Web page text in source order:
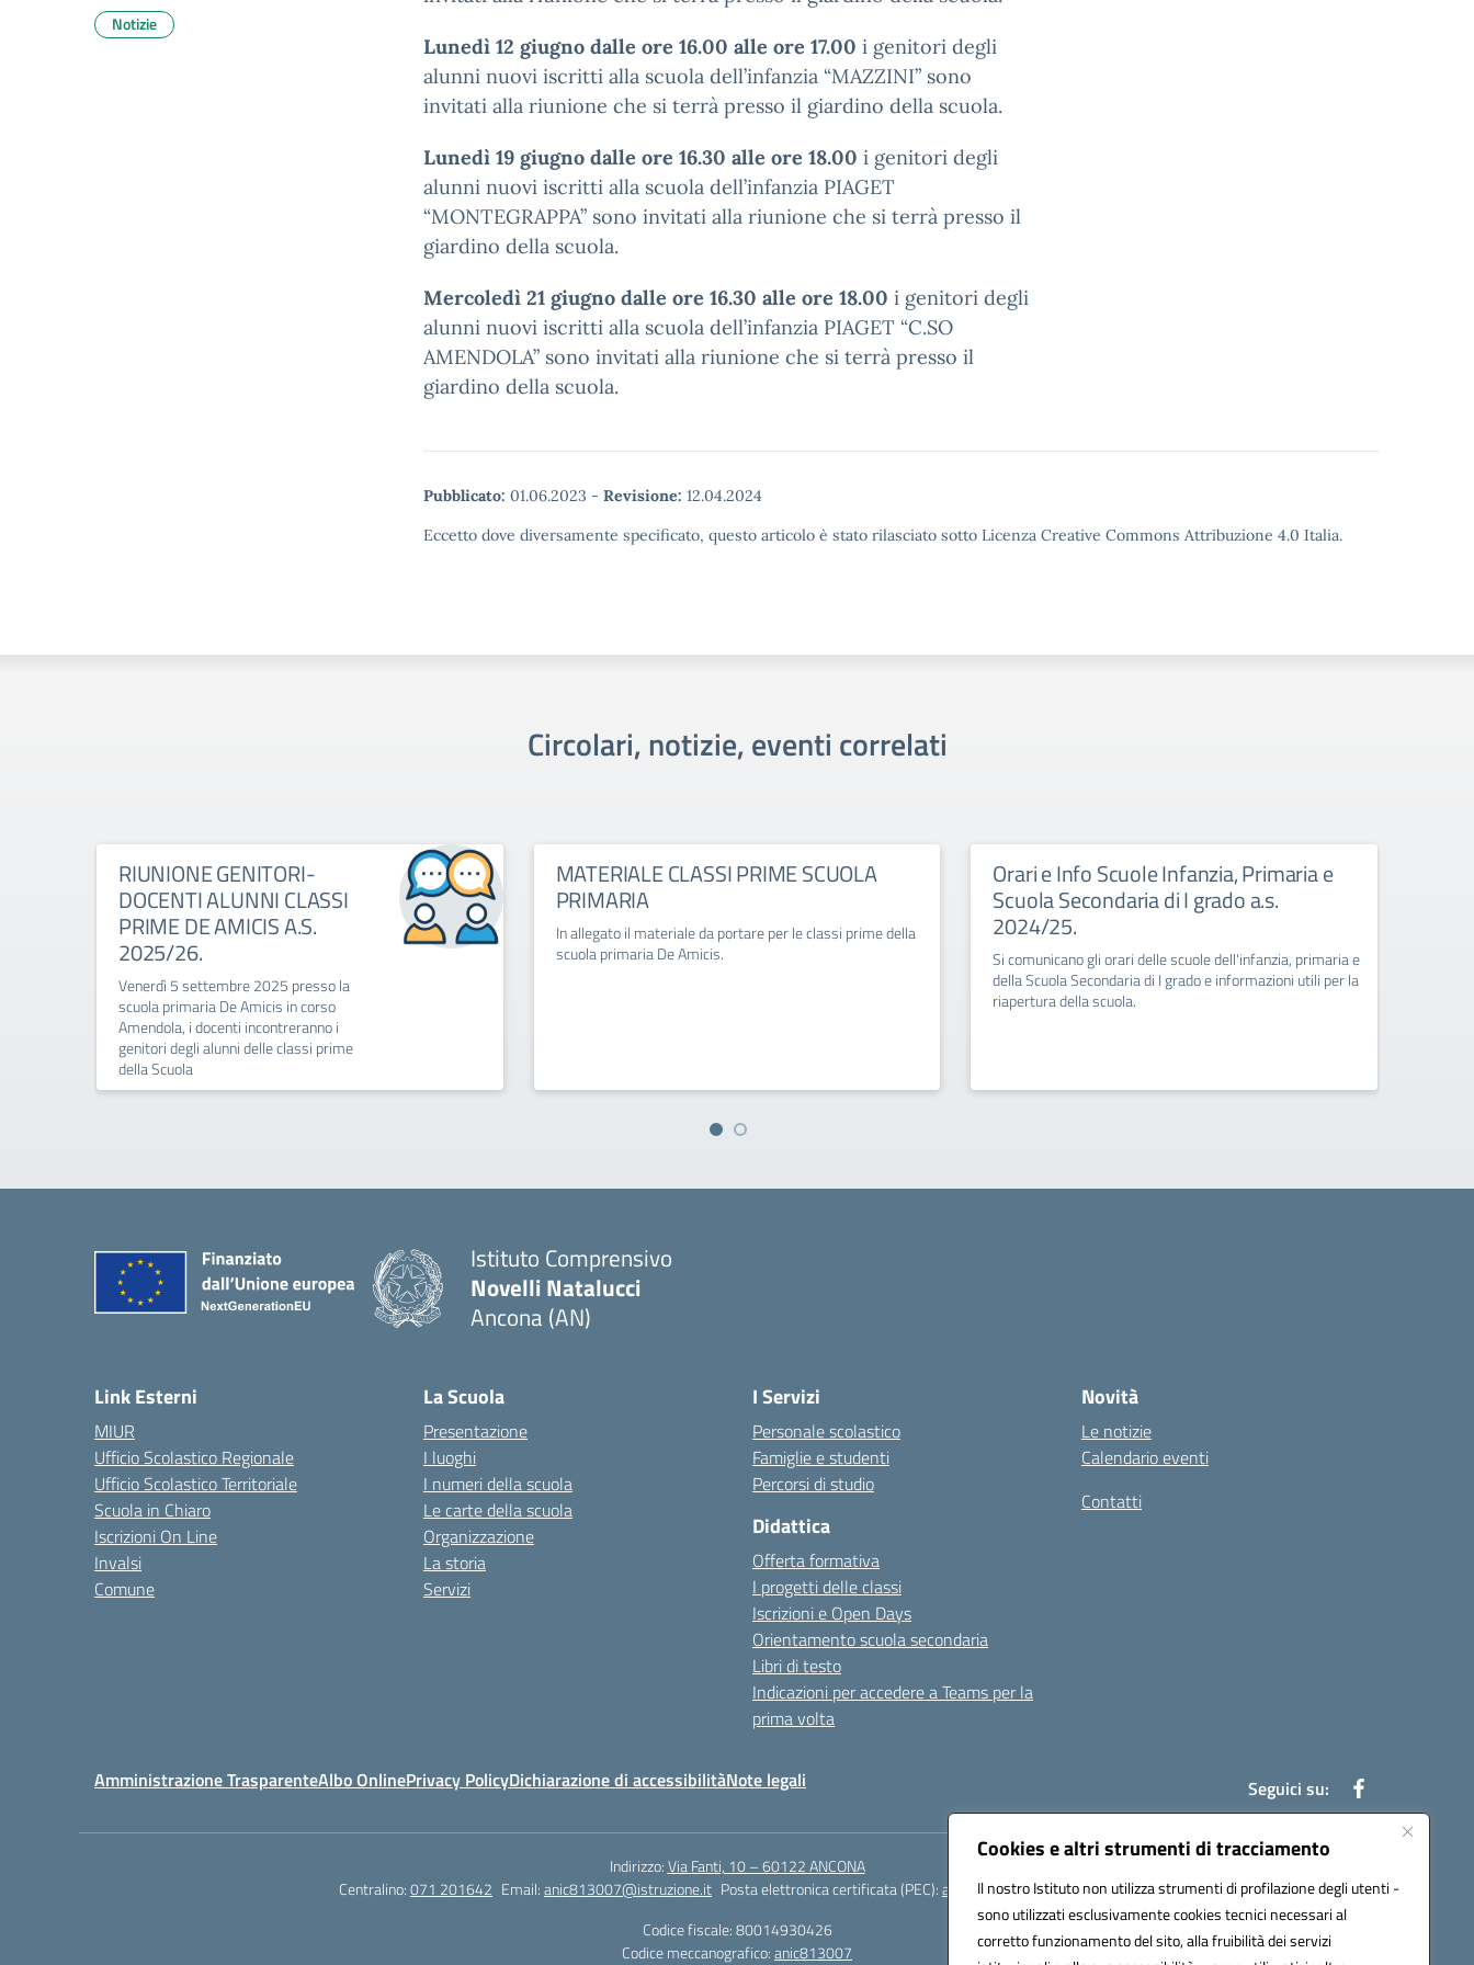
Cookies e altri strumenti di tracciamento
Il nostro Istituto non utilizza strumenti di profilazione degli utenti -
sono utilizzati esclusivamente cookies tecnici necessari al
corretto funzionamento del sito, alla fruibilità dei servizi
Lunedì 12 giugno dalle ore 16.00 alle ore 17.00 i genitori degli
alunni nuovi iscritti alla scuola dell’infanzia “MAZZINI” sono
invitati alla riunione che si terrà presso il giardino della scuola.
Lunedì 19 giugno dalle ore 16.30 alle ore 18.00 i genitori degli
alunni nuovi iscritti alla scuola dell’infanzia PIAGET
“MONTEGRAPPA” sono invitati alla riunione che si terrà presso il
giardino della scuola.
Mercoledì 21 giugno dalle ore 16.30 alle ore 18.00 i genitori degli
alunni nuovi iscritti alla scuola dell’infanzia PIAGET “C.SO
AMENDOLA” sono invitati alla riunione che si terrà presso il
giardino della scuola.
Pubblicato: 01.06.2023 - Revisione: 12.04.2024
Eccetto dove diversamente specificato, questo articolo è stato rilasciato sotto Licenza Creative Commons Attribuzione 4.0 Italia.
Notizie
Circolari, notizie, eventi correlati
RIUNIONE GENITORI-
DOCENTI ALUNNI CLASSI
PRIME DE AMICIS A.S.
2025/26.
Venerdì 5 settembre 2025 presso la
scuola primaria De Amicis in corso
Amendola, i docenti incontreranno i
genitori degli alunni delle classi prime
della Scuola
MATERIALE CLASSI PRIME SCUOLA
PRIMARIA
In allegato il materiale da portare per le classi prime della
scuola primaria De Amicis.
Orari e Info Scuole Infanzia, Primaria e
Scuola Secondaria di I grado a.s.
2024/25.
Si comunicano gli orari delle scuole dell'infanzia, primaria e
della Scuola Secondaria di I grado e informazioni utili per la
riapertura della scuola.
Istituto Comprensivo
Novelli Natalucci
Ancona (AN)
Link Esterni
MIUR
Ufficio Scolastico Regionale
Ufficio Scolastico Territoriale
Scuola in Chiaro
Iscrizioni On Line
Invalsi
Comune
La Scuola
Presentazione
I luoghi
I numeri della scuola
Le carte della scuola
Organizzazione
La storia
Servizi
I Servizi
Personale scolastico
Famiglie e studenti
Percorsi di studio
Didattica
Offerta formativa
I progetti delle classi
Iscrizioni e Open Days
Orientamento scuola secondaria
Libri di testo
Indicazioni per accedere a Teams per la
prima volta
Novità
Le notizie
Calendario eventi
Contatti
Amministrazione TrasparenteAlbo OnlinePrivacy PolicyDichiarazione di accessibilitàNote legali Seguici su:
Indirizzo:Via Fanti, 10 – 60122 ANCONA
Centralino:071 201642 Email:anic813007@istruzione.it Posta elettronica certificata (PEC):anic813007@pec.istruzione.it
Codice fiscale: 80014930426
Codice meccanografico:anic813007